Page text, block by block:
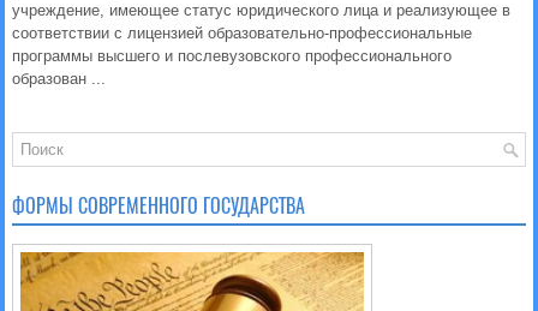
учреждение, имеющее статус юридического лица и реализующее в
соответствии с лицензией образовательно-профессиональные
программы высшего и послевузовского профессионального
образован ...
ФОРМЫ СОВРЕМЕННОГО ГОСУДАРСТВА